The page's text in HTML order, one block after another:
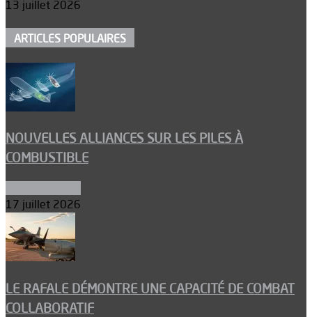
13 juillet 2026
ARTICLES POPULAIRES
NOUVELLES ALLIANCES SUR LES PILES À
COMBUSTIBLE
17 juillet 2026
LE RAFALE DÉMONTRE UNE CAPACITÉ DE COMBAT
COLLABORATIF